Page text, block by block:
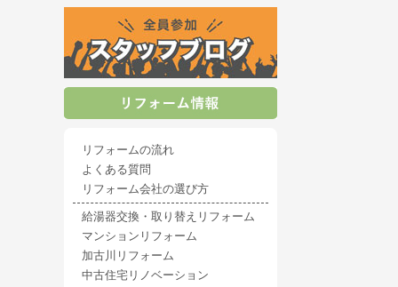
リフォームの流れ
よくある質問
リフォーム会社の選び方
給湯器交換・取り替えリフォーム
マンションリフォーム
加古川リフォーム
中古住宅リノベーション